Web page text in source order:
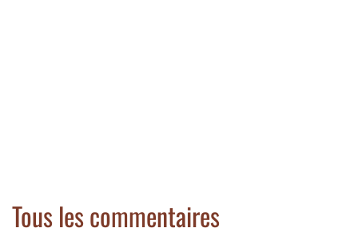
Tous les commentaires